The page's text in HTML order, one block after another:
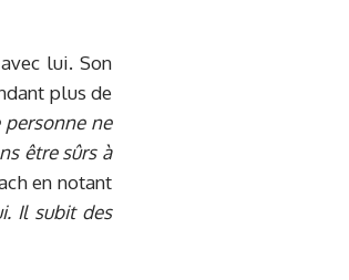
lui. Son
plus de
personne ne
être sûrs à
en notant
Il subit des